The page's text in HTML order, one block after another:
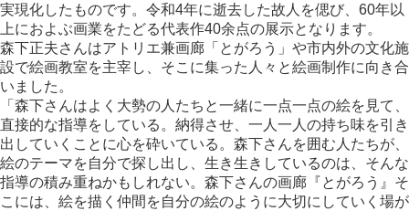
実現化したものです。令和4年に逝去した故人を偲び、60年以
上におよぶ画業をたどる代表作40余点の展示となります。
森下正夫さんはアトリエ兼画廊「とがろう」や市内外の文化施
設で絵画教室を主宰し、そこに集った人々と絵画制作に向き合
いました。
「森下さんはよく大勢の人たちと一緒に一点一点の絵を見て、
直接的な指導をしている。納得させ、一人一人の持ち味を引き
出していくことに心を砕いている。森下さんを囲む人たちが、
絵のテーマを自分で探し出し、生き生きしているのは、そんな
指導の積み重ねかもしれない。森下さんの画廊『とがろう』そ
こには、絵を描く仲間を自分の絵のように大切にしていく場が